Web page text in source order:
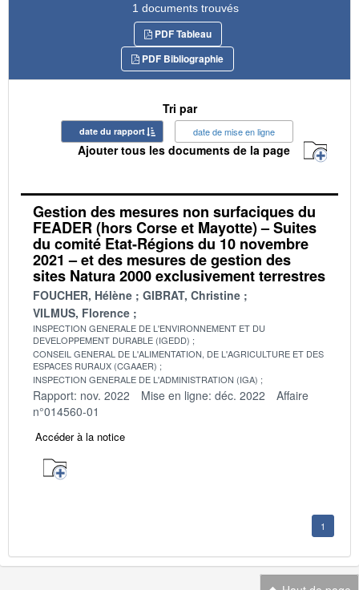
1 documents trouvés
PDF Tableau
PDF Bibliographie
Tri par
date du rapport date de mise en ligne
Ajouter tous les documents de la page
Gestion des mesures non surfaciques du
FEADER (hors Corse et Mayotte) – Suites
du comité Etat-Régions du 10 novembre
2021 – et des mesures de gestion des
sites Natura 2000 exclusivement terrestres
FOUCHER, Hélène
GIBRAT, Christine
VILMUS, Florence
INSPECTION GENERALE DE L'ENVIRONNEMENT ET DU
DEVELOPPEMENT DURABLE (IGEDD)
CONSEIL GENERAL DE L'ALIMENTATION, DE L'AGRICULTURE ET DES
ESPACES RURAUX (CGAAER)
INSPECTION GENERALE DE L'ADMINISTRATION (IGA)
Rapport: nov. 2022 Mise en ligne: déc. 2022
Affaire
n°014560-01
Accéder à la notice
1